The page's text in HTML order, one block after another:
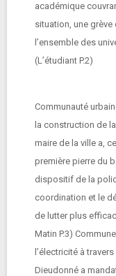
académique
situation, une
l’ensemble des
(L’étudiant P.2)
Communauté
la construction de
maire de la ville a,
première pierre du
dispositif de la
coordination et le
de lutter plus
Matin P.3)
l’électricité à
Dieudonné a